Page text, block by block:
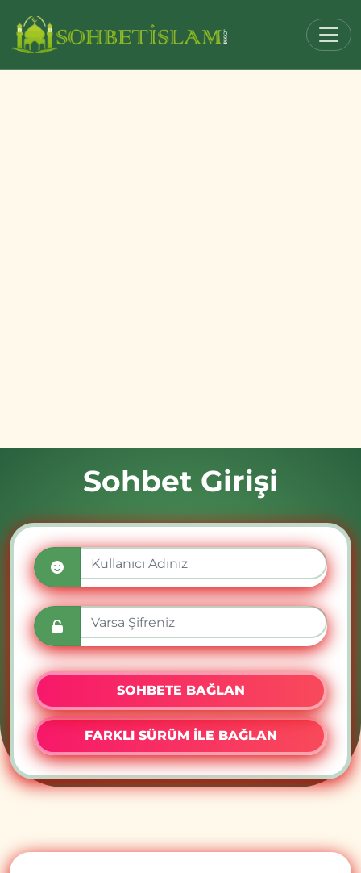
Sohbet Girişi
SOHBETE BAĞLAN
FARKLI SÜRÜM İLE BAĞLAN